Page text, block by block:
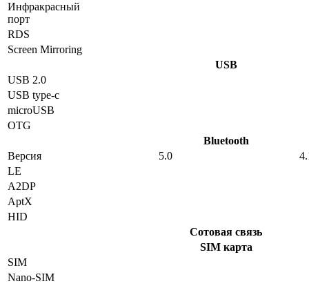
Инфракрасный
порт
RDS
Screen Mirroring
USB
USB 2.0
USB type-c
microUSB
OTG
Bluetooth
Версия
5.0
LE
A2DP
AptX
HID
Сотовая связь
SIM карта
SIM
Nano-SIM